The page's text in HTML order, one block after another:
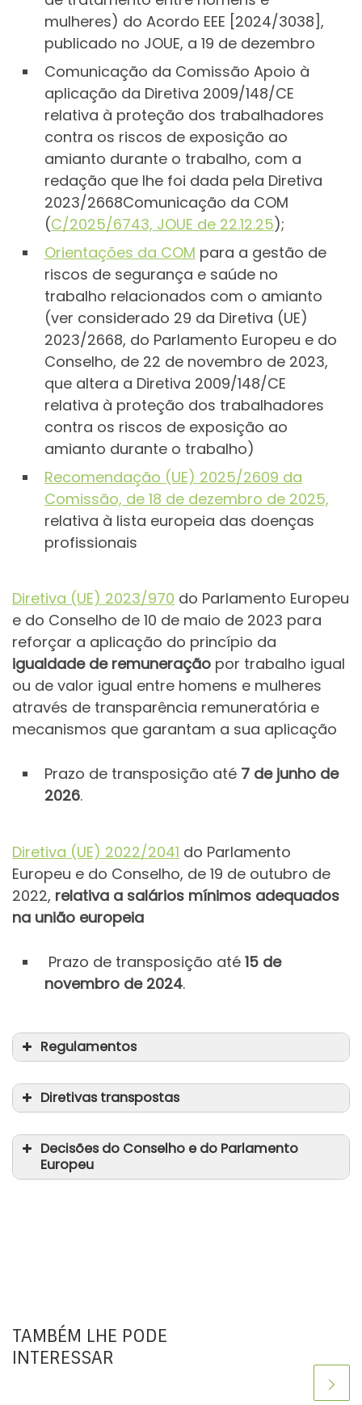
mulheres) do Acordo EEE [2024/3038],
publicado no JOUE, a 19 de dezembro
Comunicação da Comissão Apoio à
aplicação da Diretiva 2009/148/CE
relativa à proteção dos trabalhadores
contra os riscos de exposição ao
amianto durante o trabalho, com a
redação que lhe foi dada pela Diretiva
2023/2668Comunicação da COM
(C/2025/6743, JOUE de 22.12.25);
Orientações da COM para a gestão de
riscos de segurança e saúde no
trabalho relacionados com o amianto
(ver considerado 29 da Diretiva (UE)
2023/2668, do Parlamento Europeu e do
Conselho, de 22 de novembro de 2023,
que altera a Diretiva 2009/148/CE
relativa à proteção dos trabalhadores
contra os riscos de exposição ao
amianto durante o trabalho)
Recomendação (UE) 2025/2609 da
Comissão, de 18 de dezembro de 2025,
relativa à lista europeia das doenças
profissionais
Diretiva (UE) 2023/970 do Parlamento Europeu
e do Conselho de 10 de maio de 2023 para
reforçar a aplicação do princípio da
igualdade de remuneração por trabalho igual
ou de valor igual entre homens e mulheres
através de transparência remuneratória e
mecanismos que garantam a sua aplicação
Prazo de transposição até 7 de junho de
2026.
Diretiva (UE) 2022/2041 do Parlamento
Europeu e do Conselho, de 19 de outubro de
2022, relativa a salários mínimos adequados
na união europeia
Prazo de transposição até 15 de
novembro de 2024.
Regulamentos
Diretivas transpostas
Decisões do Conselho e do Parlamento
Europeu
TAMBÉM LHE PODE
INTERESSAR